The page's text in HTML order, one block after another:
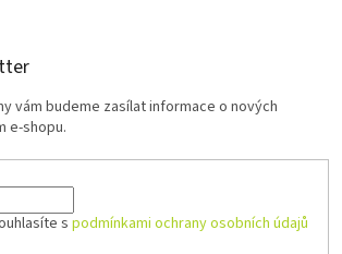
vám budeme zasílat informace o nových
e-shopu.
s podmínkami ochrany osobních údajů